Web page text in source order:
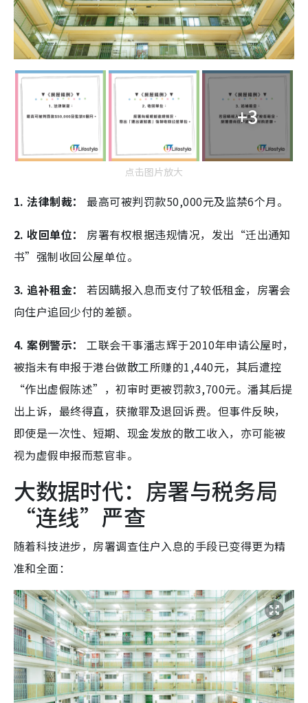
+3
点击图片放大
1. 法律制裁：
最高可被判罚款50,000元及监禁6个月。
2. 收回单位：
房署有权根据违规情况，发出“迁出通知
书”强制收回公屋单位。
3. 追补租金：
若因瞒报入息而支付了较低租金，房署会
向住户追回少付的差额。
4. 案例警示：
工联会干事潘志辉于2010年申请公屋时，
被指未有申报于港台做散工所赚的1,440元，其后遭控
“作出虚假陈述”，初审时更被罚款3,700元。潘其后提
出上诉，最终得直，获撤罪及退回诉费。但事件反映，
即使是一次性、短期、现金发放的散工收入，亦可能被
视为虚假申报而惹官非。
大数据时代：房署与税务局
“连线”严查
随着科技进步，房署调查住户入息的手段已变得更为精
准和全面：